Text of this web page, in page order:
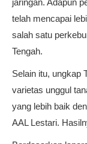
jaringan. Adapun
telah mencapai
salah satu
Tengah.
Selain itu, ungkap
varietas unggul
yang lebih baik
AAL Lestari.